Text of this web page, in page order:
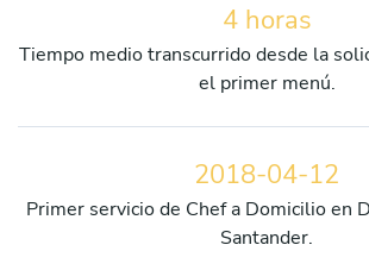
4 horas
Tiempo medio transcurrido desde la
el primer menú.
2018-04-12
Primer servicio de Chef a Domicilio en
Santander.